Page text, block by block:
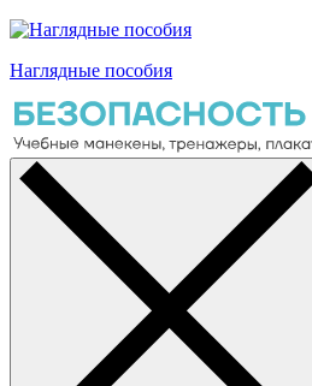
Наглядные пособия